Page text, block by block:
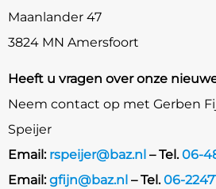
Maanlander 47
3824 MN Amersfoort
Heeft u vragen over onze
Neem contact op met Gerben
Speijer
Email: rspeijer@baz.nl – Tel.06-
Email:gfijn@baz.nl – Tel.06-